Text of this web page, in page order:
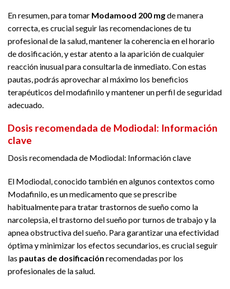
En resumen, para tomar Modamood 200 mgde manera
correcta, es crucial seguir las recomendaciones de tu
profesional de la salud, mantener la coherencia en el horario
de dosificación, y estar atento a la aparición de cualquier
reacción inusual para consultarla de inmediato. Con estas
pautas, podrás aprovechar al máximo los beneficios
terapéuticos del modafinilo y mantener un perfil de seguridad
adecuado.
Dosis recomendada de Modiodal: Información
clave
Dosis recomendada de Modiodal: Información clave
El Modiodal, conocido también en algunos contextos como
Modafinilo, es un medicamento que se prescribe
habitualmente para tratar trastornos de sueño como la
narcolepsia, el trastorno del sueño por turnos de trabajo y la
apnea obstructiva del sueño. Para garantizar una efectividad
óptima y minimizar los efectos secundarios, es crucial seguir
las pautas de dosificación recomendadas por los
profesionales de la salud.